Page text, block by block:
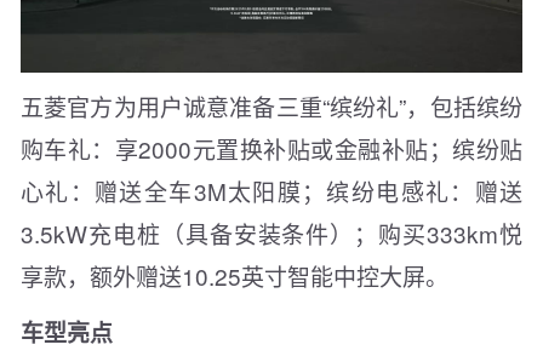
五菱官方为用户诚意准备三重“缤纷礼”，包括缤纷
购车礼：享2000元置换补贴或金融补贴；缤纷贴
心礼：赠送全车3M太阳膜；缤纷电感礼：赠送
3.5kW充电桩（具备安装条件）；购买333km悦
享款，额外赠送10.25英寸智能中控大屏。
车型亮点